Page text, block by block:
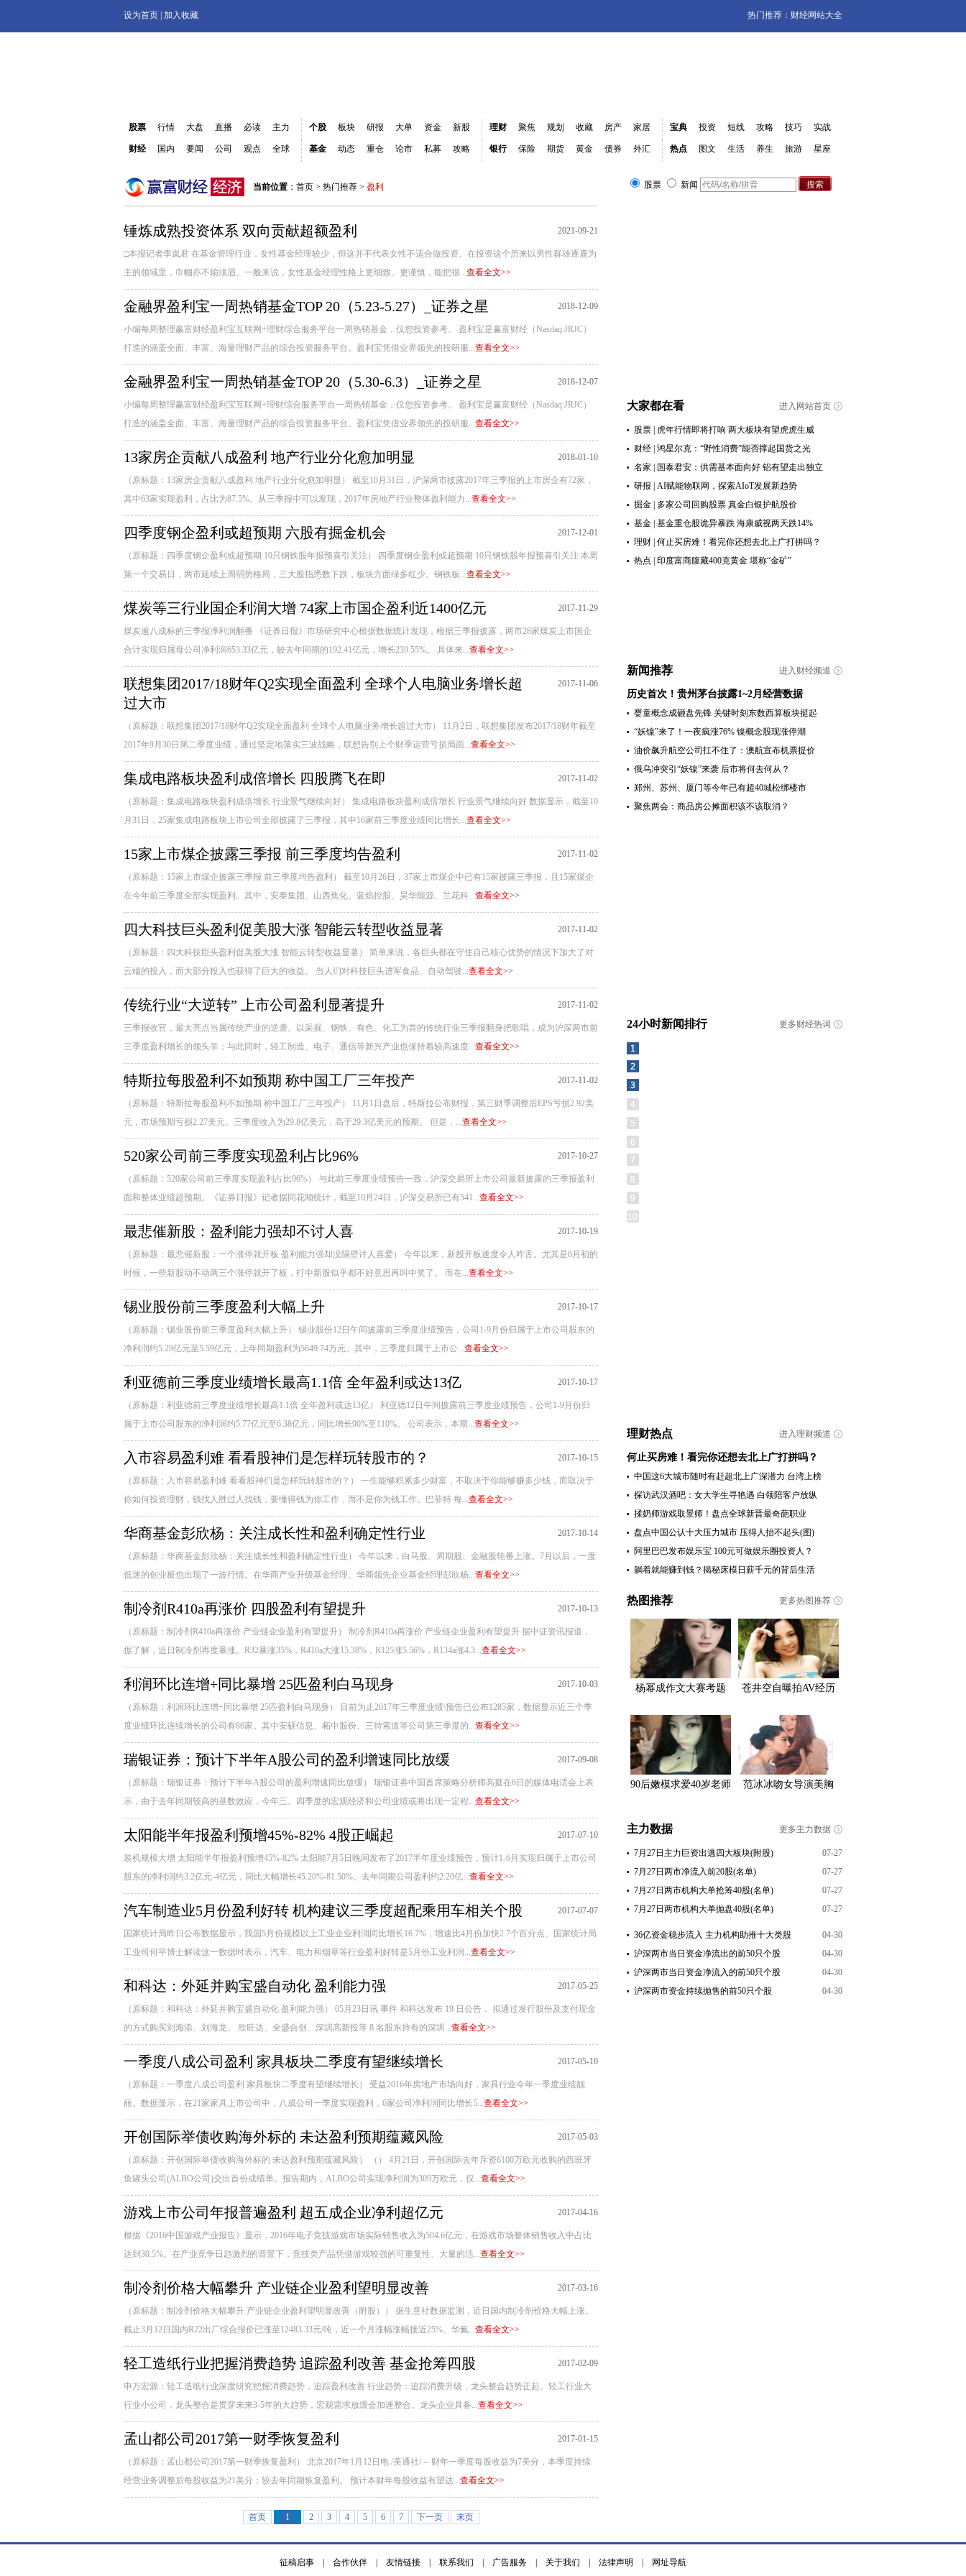
设为首页 加入收藏 热门推荐： 财经网站大全
股票 行情 大盘 直播 必读 主力 个股 板块 研报 大单 资金 新股 理财 聚焦 规划 收藏 房产 家居
财经 国内 要闻 公司 观点 全球 基金 动态 重仓 论市 私募 攻略 银行 保险 期货 黄金 债券 外汇
宝典 投资 短线 攻略 技巧 实战
热点 图文 生活 养生 旅游 星座
当前位置 ： 首页 > 热门推荐 > 盈利 股票 新闻
2021-09-21
锤炼成熟投资体系 双向贡献超额盈利
□本报记者李岚君 在基金管理行业，女性基金经理较少，但这并不代表女性不适合做投资。在投资这个历来以男性群雄逐鹿为
主的领域里，巾帼亦不输须眉。一般来说，女性基金经理性格上更细致、更谨慎，能把很...查看全文>>
2018-12-09
金融界盈利宝一周热销基金TOP 20（5.23-5.27）_证券之星
小编每周整理赢富财经盈利宝互联网+理财综合服务平台一周热销基金，仅您投资参考。 盈利宝是赢富财经（Nasdaq:JRJC）
打造的涵盖全面、丰富、海量理财产品的综合投资服务平台。盈利宝凭借业界领先的投研服...查看全文>>
2018-12-07
金融界盈利宝一周热销基金TOP 20（5.30-6.3）_证券之星
小编每周整理赢富财经盈利宝互联网+理财综合服务平台一周热销基金，仅您投资参考。 盈利宝是赢富财经（Nasdaq:JRJC）
打造的涵盖全面、丰富、海量理财产品的综合投资服务平台。盈利宝凭借业界领先的投研服...查看全文>>
2018-01-10
13家房企贡献八成盈利 地产行业分化愈加明显
（原标题：13家房企贡献八成盈利 地产行业分化愈加明显） 截至10月31日，沪深两市披露2017年三季报的上市房企有72家，
其中63家实现盈利，占比为87.5%。从三季报中可以发现，2017年房地产行业整体盈利能力...查看全文>>
2017-12-01
四季度钢企盈利或超预期 六股有掘金机会
（原标题：四季度钢企盈利或超预期 10只钢铁股年报预喜引关注） 四季度钢企盈利或超预期 10只钢铁股年报预喜引关注 本周
第一个交易日，两市延续上周弱势格局，三大股指悉数下跌，板块方面绿多红少。钢铁板...查看全文>>
2017-11-29
煤炭等三行业国企利润大增 74家上市国企盈利近1400亿元
煤炭逾八成标的三季报净利润翻番 《证券日报》市场研究中心根据数据统计发现，根据三季报披露，两市28家煤炭上市国企
合计实现归属母公司净利润653.33亿元，较去年同期的192.41亿元，增长239.55%。 具体来...查看全文>>
2017-11-06
联想集团2017/18财年Q2实现全面盈利 全球个人电脑业务增长超
过大市
（原标题：联想集团2017/18财年Q2实现全面盈利 全球个人电脑业务增长超过大市） 11月2日，联想集团发布2017/18财年截至
2017年9月30日第二季度业绩，通过坚定地落实三波战略，联想告别上个财季运营亏损局面...查看全文>>
2017-11-02
集成电路板块盈利成倍增长 四股腾飞在即
（原标题：集成电路板块盈利成倍增长 行业景气继续向好） 集成电路板块盈利成倍增长 行业景气继续向好 数据显示，截至10
月31日，25家集成电路板块上市公司全部披露了三季报，其中16家前三季度业绩同比增长...查看全文>>
2017-11-02
15家上市煤企披露三季报 前三季度均告盈利
（原标题：15家上市煤企披露三季报 前三季度均告盈利） 截至10月26日，37家上市煤企中已有15家披露三季报，且15家煤企
在今年前三季度全部实现盈利。其中，安泰集团、山西焦化、蓝焰控股、昊华能源、兰花科...查看全文>>
2017-11-02
四大科技巨头盈利促美股大涨 智能云转型收益显著
（原标题：四大科技巨头盈利促美股大涨 智能云转型收益显著） 简单来说，各巨头都在守住自己核心优势的情况下加大了对
云端的投入，而大部分投入也获得了巨大的收益。 当人们对科技巨头进军食品、自动驾驶...查看全文>>
2017-11-02
传统行业“大逆转” 上市公司盈利显著提升
三季报收官，最大亮点当属传统产业的逆袭。以采掘、钢铁、有色、化工为首的传统行业三季报翻身把歌唱，成为沪深两市前
三季度盈利增长的领头羊；与此同时，轻工制造、电子、通信等新兴产业也保持着较高速度...查看全文>>
2017-11-02
特斯拉每股盈利不如预期 称中国工厂三年投产
（原标题：特斯拉每股盈利不如预期 称中国工厂三年投产） 11月1日盘后，特斯拉公布财报，第三财季调整后EPS亏损2.92美
元，市场预期亏损2.27美元。三季度收入为29.8亿美元，高于29.3亿美元的预期。 但是，...查看全文>>
2017-10-27
520家公司前三季度实现盈利占比96%
（原标题：520家公司前三季度实现盈利占比96%） 与此前三季度业绩预告一致，沪深交易所上市公司最新披露的三季报盈利
面和整体业绩超预期。《证券日报》记者据同花顺统计，截至10月24日，沪深交易所已有541...查看全文>>
2017-10-19
最悲催新股：盈利能力强却不讨人喜
（原标题：最悲催新股：一个涨停就开板 盈利能力强却没隔壁讨人喜爱） 今年以来，新股开板速度令人咋舌。尤其是8月初的
时候，一些新股动不动两三个涨停就开了板，打中新股似乎都不好意思再叫中奖了。 而在...查看全文>>
2017-10-17
锡业股份前三季度盈利大幅上升
（原标题：锡业股份前三季度盈利大幅上升） 锡业股份12日午间披露前三季度业绩预告，公司1-9月份归属于上市公司股东的
净利润约5.29亿元至5.59亿元，上年同期盈利为5649.74万元。其中，三季度归属于上市公...查看全文>>
2017-10-17
利亚德前三季度业绩增长最高1.1倍 全年盈利或达13亿
（原标题：利亚德前三季度业绩增长最高1.1倍 全年盈利或达13亿） 利亚德12日午间披露前三季度业绩预告，公司1-9月份归
属于上市公司股东的净利润约5.77亿元至6.38亿元，同比增长90%至110%。 公司表示，本期...查看全文>>
2017-10-15
入市容易盈利难 看看股神们是怎样玩转股市的？
（原标题：入市容易盈利难 看看股神们是怎样玩转股市的？） 一生能够积累多少财富，不取决于你能够赚多少钱，而取决于
你如何投资理财，钱找人胜过人找钱，要懂得钱为你工作，而不是你为钱工作。巴菲特 每...查看全文>>
2017-10-14
华商基金彭欣杨：关注成长性和盈利确定性行业
（原标题：华商基金彭欣杨：关注成长性和盈利确定性行业） 今年以来，白马股、周期股、金融股轮番上涨。7月以后，一度
低迷的创业板也出现了一波行情。在华商产业升级基金经理、华商领先企业基金经理彭欣杨...查看全文>>
2017-10-13
制冷剂R410a再涨价 四股盈利有望提升
（原标题：制冷剂R410a再涨价 产业链企业盈利有望提升） 制冷剂R410a再涨价 产业链企业盈利有望提升 据中证资讯报道，
据了解，近日制冷剂再度暴涨。R32暴涨35%，R410a大涨15.38%，R125涨5.56%，R134a涨4.3...查看全文>>
2017-10-03
利润环比连增+同比暴增 25匹盈利白马现身
（原标题：利润环比连增+同比暴增 25匹盈利白马现身） 目前为止2017年三季度业绩\预告已公布1285家，数据显示近三个季
度业绩环比连续增长的公司有86家。其中安硕信息、柘中股份、三特索道等公司第三季度的...查看全文>>
2017-09-08
瑞银证券：预计下半年A股公司的盈利增速同比放缓
（原标题：瑞银证券：预计下半年A股公司的盈利增速同比放缓） 瑞银证券中国首席策略分析师高挺在6日的媒体电话会上表
示，由于去年同期较高的基数效应，今年三、四季度的宏观经济和公司业绩或将出现一定程...查看全文>>
2017-07-10
太阳能半年报盈利预增45%-82% 4股正崛起
装机规模大增 太阳能半年报盈利预增45%-82% 太阳能7月5日晚间发布了2017半年度业绩预告，预计1-6月实现归属于上市公司
股东的净利润约3.2亿元-4亿元，同比大幅增长45.20%-81.50%。去年同期公司盈利约2.20亿...查看全文>>
2017-07-07
汽车制造业5月份盈利好转 机构建议三季度超配乘用车相关个股
国家统计局昨日公布数据显示，我国5月份规模以上工业企业利润同比增长16.7%，增速比4月份加快2.7个百分点。国家统计局
工业司何平博士解读这一数据时表示，汽车、电力和烟草等行业盈利好转是5月份工业利润...查看全文>>
2017-05-25
和科达：外延并购宝盛自动化 盈利能力强
（原标题：和科达：外延并购宝盛自动化 盈利能力强） 05月23日讯 事件 和科达发布 19 日公告， 拟通过发行股份及支付现金
的方式购买刘海添、刘海龙、 欣旺达、全盛合创、深圳高新投等 8 名股东持有的深圳...查看全文>>
2017-05-10
一季度八成公司盈利 家具板块二季度有望继续增长
（原标题：一季度八成公司盈利 家具板块二季度有望继续增长） 受益2016年房地产市场向好，家具行业今年一季度业绩靓
丽。数据显示，在21家家具上市公司中，八成公司一季度实现盈利，6家公司净利润同比增长5...查看全文>>
2017-05-03
开创国际举债收购海外标的 未达盈利预期蕴藏风险
（原标题：开创国际举债收购海外标的 未达盈利预期蕴藏风险） （） 4月21日，开创国际去年斥资6100万欧元收购的西班牙
鱼罐头公司(ALBO公司)交出首份成绩单。报告期内，ALBO公司实现净利润为309万欧元，仅...查看全文>>
2017-04-16
游戏上市公司年报普遍盈利 超五成企业净利超亿元
根据《2016中国游戏产业报告》显示，2016年电子竞技游戏市场实际销售收入为504.6亿元，在游戏市场整体销售收入中占比
达到30.5%。在产业竞争日趋激烈的背景下，竞技类产品凭借游戏较强的可重复性、大量的活...查看全文>>
2017-03-16
制冷剂价格大幅攀升 产业链企业盈利望明显改善
（原标题：制冷剂价格大幅攀升 产业链企业盈利望明显改善（附股）） 据生意社数据监测，近日国内制冷剂价格大幅上涨。
截止3月12日国内R22出厂综合报价已涨至12483.33元/吨，近一个月涨幅涨幅接近25%。华氟...查看全文>>
2017-02-09
轻工造纸行业把握消费趋势 追踪盈利改善 基金抢筹四股
申万宏源：轻工造纸行业深度研究把握消费趋势，追踪盈利改善 行业趋势：追踪消费升级，龙头整合趋势正起。轻工行业大
行业小公司，龙头整合是贯穿未来3-5年的大趋势，宏观需求放缓会加速整合。龙头企业具备...查看全文>>
2017-01-15
孟山都公司2017第一财季恢复盈利
（原标题：孟山都公司2017第一财季恢复盈利） 北京2017年1月12日电 /美通社/ -- 财年一季度每股收益为7美分，本季度持续
经营业务调整后每股收益为21美分；较去年同期恢复盈利。 预计本财年每股收益有望达...查看全文>>
首页 1 2 3 4 5 6 7 下一页 末页
进入网站首页
大家都在看
股票
虎年行情即将打响 两大板块有望虎虎生威
财经 鸿星尔克：“野性消费”能否撑起国货之光
名家
国泰君安：供需基本面向好 铝有望走出独立
研报
AI赋能物联网，探索AIoT发展新趋势
掘金
多家公司回购股票 真金白银护航股价
基金 基金重仓股诡异暴跌 海康威视两天跌14%
理财 何止买房难！看完你还想去北上广打拼吗？
热点
印度富商腹藏400克黄金 堪称“金矿”
进入财经频道
新闻推荐
历史首次！贵州茅台披露1~2月经营数据
婴童概念成砸盘先锋 关键时刻东数西算板块挺起
“妖镍”来了！一夜疯涨76% 镍概念股现涨停潮
油价飙升航空公司扛不住了：澳航宣布机票提价
俄乌冲突引“妖镍”来袭 后市将何去何从？
郑州、苏州、厦门等今年已有超40城松绑楼市
聚焦两会：商品房公摊面积该不该取消？
更多财经热词
24小时新闻排行
进入理财频道
理财热点
何止买房难！看完你还想去北上广打拼吗？
中国这6大城市随时有赶超北上广深潜力 台湾上榜
探访武汉酒吧：女大学生寻艳遇 白领陪客户放纵
揉奶师游戏取景师！盘点全球新晋最奇葩职业
盘点中国公认十大压力城市 压得人抬不起头(图)
阿里巴巴发布娱乐宝 100元可做娱乐圈投资人？
躺着就能赚到钱？揭秘床模日薪千元的背后生活
更多热图推荐
热图推荐
杨幂成作文大赛考题 苍井空自曝拍AV经历
90后嫩模求爱40岁老师 范冰冰吻女导演美胸
更多主力数据
主力数据
07-27
7月27日主力巨资出逃四大板块(附股)
07-27
7月27日两市净流入前20股(名单)
07-27
7月27日两市机构大单抢筹40股(名单)
07-27
7月27日两市机构大单抛盘40股(名单)
04-30
36亿资金稳步流入 主力机构助推十大类股
04-30
沪深两市当日资金净流出的前50只个股
04-30
沪深两市当日资金净流入的前50只个股
04-30
沪深两市资金持续抛售的前50只个股
征稿启事 合作伙伴 友情链接 联系我们 广告服务 关于我们 法律声明 网址导航